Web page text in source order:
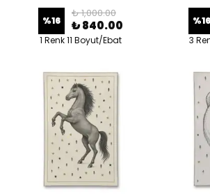
%16
₺ 1,000.00
₺ 840.00
1 Renk 11 Boyut/Ebat
%16
3